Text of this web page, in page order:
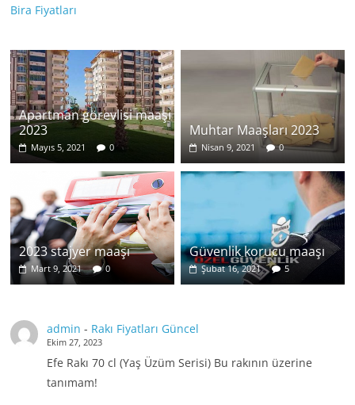
Bira Fiyatları
Apartman görevlisi maaşı
2023
Mayıs 5, 2021 0
Muhtar Maaşları 2023
Nisan 9, 2021 0
2023 stajyer maaşı
Mart 9, 2021 0
Güvenlik korucu maaşı
Şubat 16, 2021 5
admin - Rakı Fiyatları Güncel
Ekim 27, 2023
Efe Rakı 70 cl (Yaş Üzüm Serisi) Bu rakının üzerine
tanımam!